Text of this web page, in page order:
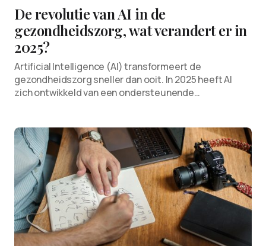
De revolutie van AI in de
gezondheidszorg, wat verandert er in
2025?
Artificial Intelligence (AI) transformeert de
gezondheidszorg sneller dan ooit. In 2025 heeft AI
zich ontwikkeld van een ondersteunende…